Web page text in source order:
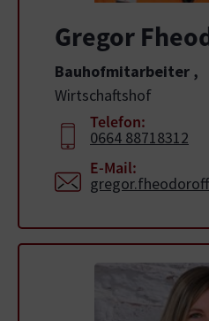
Gregor
Bauhofmitarbeiter ,
Wirtschaftshof
Telefon:
0664 88718312
E-Mail: